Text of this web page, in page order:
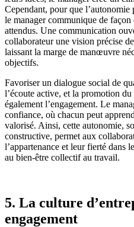
Cependant, pour que l’autonomie
le manager communique de façon
attendus. Une communication
collaborateur une vision précise
laissant la marge de manœuvre
objectifs.
Favoriser un dialogue social de
l’écoute active, et la promotion
également l’engagement. Le
confiance, où chacun peut
valorisé. Ainsi, cette autonomie,
constructive, permet aux
l’appartenance et leur fierté dans
au bien-être collectif au travail.
5. La culture
engagement